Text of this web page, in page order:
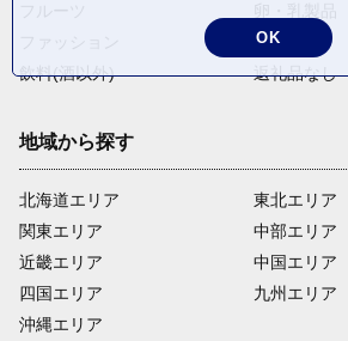
米・穀物
飲料(酒以外)
返礼品なし
地域から探す
北海道エリア
関東エリア
近畿エリア
四国エリア
沖縄エリア
東北エリア
中部エリア
中国エリア
九州エリア
OK